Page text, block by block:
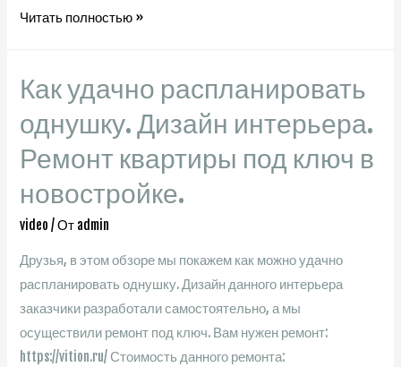
Сравнение
Дерева
Pinotex.
Belinka.
Vidaron
Читать полностью »
Как удачно распланировать
однушку. Дизайн интерьера.
Ремонт квартиры под ключ в
новостройке.
video / От admin
Друзья, в этом обзоре мы покажем как можно удачно
распланировать однушку. Дизайн данного интерьера
заказчики разработали самостоятельно, а мы
осуществили ремонт под ключ. Вам нужен ремонт:
https://vition.ru/ Стоимость данного ремонта: